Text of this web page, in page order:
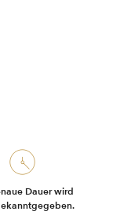
Dauer wird